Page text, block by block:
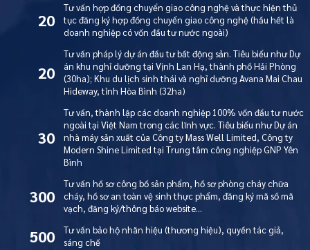
20
Tư vấn hợp đồng chuyển giao công nghệ và thực hiện thủ
tục đăng ký hợp đồng chuyển giao công nghệ (hầu hết là
doanh nghiệp có vốn đầu tư nước ngoài)
20
Tư vấn pháp lý dự án đầu tư bất động sản. Tiêu biểu như Dự
án khu nghỉ dưỡng tại Vịnh Lan Hạ, thành phố Hải Phòng
(30ha); Khu du lịch sinh thái và nghỉ dưỡng Avana Mai Chau
Hideway, tỉnh Hòa Bình (32ha)
30
Tư vấn, thành lập các doanh nghiệp 100% vốn đầu tư nước
ngoài tại Việt Nam trong các lĩnh vực. Tiêu biểu như Dự án
nhà máy sản xuất của Công ty Mass Well Limited, Công ty
Modern Shine Limited tại Trung tâm công nghiệp GNP Yên
Bình
300
Tư vấn hồ sơ công bố sản phẩm, hồ sơ phòng cháy chữa
cháy, hồ sơ an toàn vệ sinh thực phẩm, đăng ký mã số mã
vạch, đăng ký/thông báo website…
500
Tư vấn bảo hộ nhãn hiệu (thương hiệu), quyền tác giả,
sáng chế